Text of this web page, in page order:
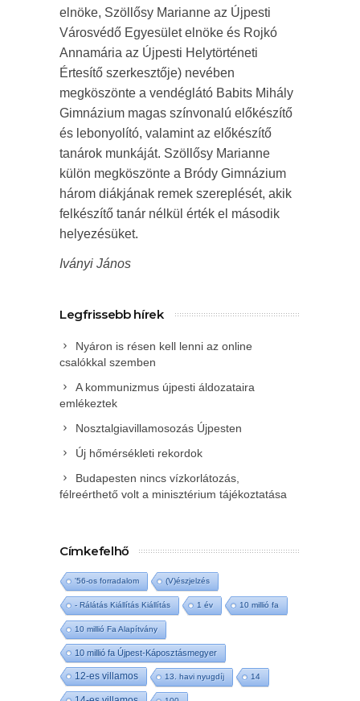
elnöke, Szöllősy Marianne az Újpesti
Városvédő Egyesület elnöke és Rojkó
Annamária az Újpesti Helytörténeti
Értesítő szerkesztője) nevében
megköszönte a vendéglátó Babits Mihály
Gimnázium magas színvonalú előkészítő
és lebonyolító, valamint az előkészítő
tanárok munkáját. Szöllősy Marianne
külön megköszönte a Bródy Gimnázium
három diákjának remek szereplését, akik
felkészítő tanár nélkül érték el második
helyezésüket.
Iványi János
Legfrissebb hírek
Nyáron is résen kell lenni az online
csalókkal szemben
A kommunizmus újpesti áldozataira
emlékeztek
Nosztalgiavillamosozás Újpesten
Új hőmérsékleti rekordok
Budapesten nincs vízkorlátozás,
félreérthető volt a minisztérium tájékoztatása
Címkefelhő
'56-os forradalom (V)észjelzés
- Rálátás Kiállítás Kiállítás 1 év 10 millió fa
10 millió Fa Alapítvány
10 millió fa Újpest-Káposztásmegyer
12-es villamos 13. havi nyugdíj 14